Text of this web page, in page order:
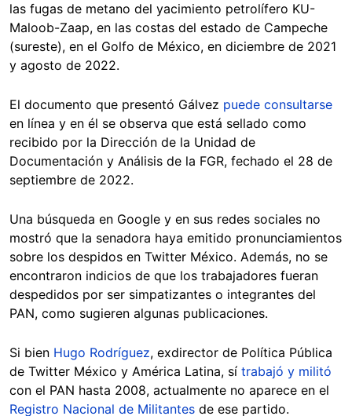
las fugas de metano del yacimiento petrolífero KU-
Maloob-Zaap, en las costas del estado de Campeche
(sureste), en el Golfo de México, en diciembre de 2021
y agosto de 2022.
El documento que presentó Gálvez puede consultarse
en línea y en él se observa que está sellado como
recibido por la Dirección de la Unidad de
Documentación y Análisis de la FGR, fechado el 28 de
septiembre de 2022.
Una búsqueda en Google y en sus redes sociales no
mostró que la senadora haya emitido pronunciamientos
sobre los despidos en Twitter México. Además, no se
encontraron indicios de que los trabajadores fueran
despedidos por ser simpatizantes o integrantes del
PAN, como sugieren algunas publicaciones.
Si bien Hugo Rodríguez, exdirector de Política Pública
de Twitter México y América Latina, sí trabajó y militó
con el PAN hasta 2008, actualmente no aparece en el
Registro Nacional de Militantes de ese partido.